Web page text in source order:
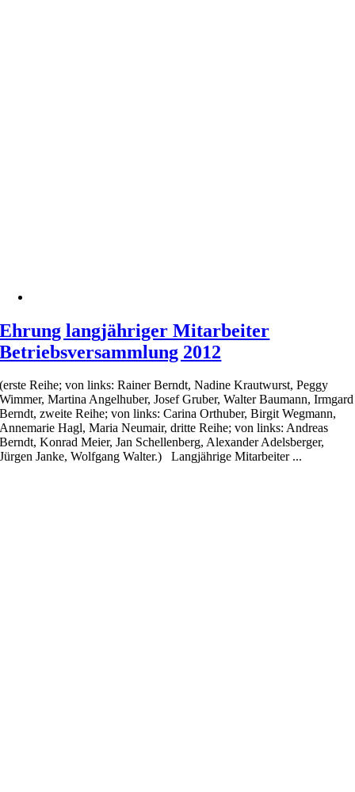
Ehrung langjähriger Mitarbeiter
Betriebsversammlung 2012
(erste Reihe; von links: Rainer Berndt, Nadine Krautwurst, Peggy
Wimmer, Martina Angelhuber, Josef Gruber, Walter Baumann, Irmgard
Berndt, zweite Reihe; von links: Carina Orthuber, Birgit Wegmann,
Annemarie Hagl, Maria Neumair, dritte Reihe; von links: Andreas
Berndt, Konrad Meier, Jan Schellenberg, Alexander Adelsberger,
Jürgen Janke, Wolfgang Walter.) Langjährige Mitarbeiter ...